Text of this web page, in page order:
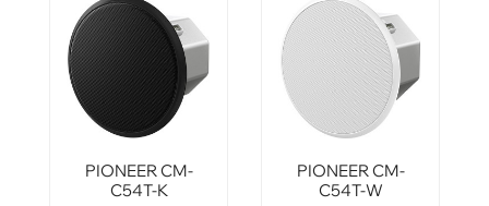
PIONEER CM-
C54T-K
PIONEER CM-
C54T-W